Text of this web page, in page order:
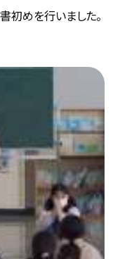
初めを行いました。